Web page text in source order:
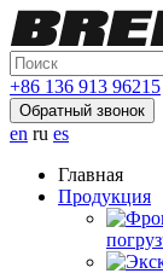
+86 136 913 96215
Обратный звонок
en ru es
Главная
Продукция